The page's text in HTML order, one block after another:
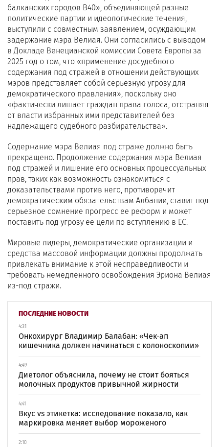
ПОСЛЕДНИЕ НОВОСТИ
4:31
Онкохирург Владимир Балабан: «Чек-ап
кишечника должен начинаться с колоноскопии»
4:49
Диетолог объяснила, почему не стоит бояться
молочных продуктов привычной жирности
4:41
Вкус vs этикетка: исследование показало, как
маркировка меняет выбор мороженого
2:10
балканских городов B40», объединяющей разные
политические партии и идеологические течения,
выступили с совместным заявлением, осуждающим
задержание мэра Велиая. Они согласились с выводом
в Докладе Венецианской комиссии Совета Европы за
2025 год о том, что «применение досудебного
содержания под стражей в отношении действующих
мэров представляет собой серьезную угрозу для
демократического правления», поскольку оно
«фактически лишает граждан права голоса, отстраняя
от власти избранных ими представителей без
надлежащего судебного разбирательства».
Содержание мэра Велиая под страже должно быть
прекращено. Продолжение содержания мэра Велиая
под стражей и лишение его основных процессуальных
прав, таких как возможность ознакомиться с
доказательствами против него, противоречит
демократическим обязательствам Албании, ставит под
серьезное сомнение прогресс ее реформ и может
поставить под угрозу ее цели по вступлению в ЕС.
Мировые лидеры, демократические организации и
средства массовой информации должны продолжать
привлекать внимание к этой несправедливости и
требовать немедленного освобождения Эриона Велиая
из-под стражи.